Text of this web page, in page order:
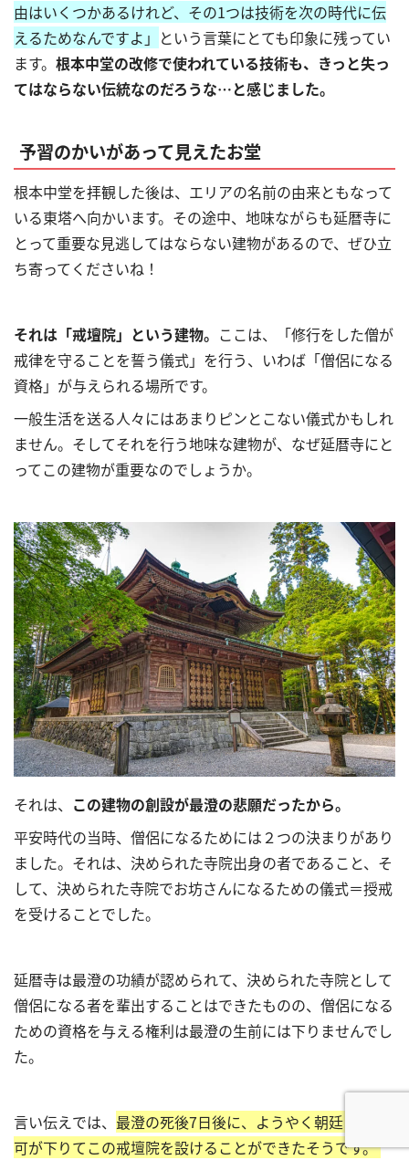
由はいくつかあるけれど、その1つは技術を次の時代に伝
えるためなんですよ」 という言葉にとても印象に残ってい
ます。 根本中堂の改修で使われている技術も、きっと失っ
てはならない伝統なのだろうな…と感じました。
予習のかいがあって見えたお堂
根本中堂を拝観した後は、エリアの名前の由来ともなって
いる東塔へ向かいます。その途中、地味ながらも延暦寺に
とって重要な見逃してはならない建物があるので、ぜひ立
ち寄ってくださいね！
それは「戒壇院」という建物。 ここは、「修行をした僧が
戒律を守ることを誓う儀式」を行う、いわば「僧侶になる
資格」が与えられる場所です。
一般生活を送る人々にはあまりピンとこない儀式かもしれ
ません。そしてそれを行う地味な建物が、なぜ延暦寺にと
ってこの建物が重要なのでしょうか。
それは、 この建物の創設が最澄の悲願だったから。
平安時代の当時、僧侶になるためには２つの決まりがあり
ました。それは、決められた寺院出身の者であること、そ
して、決められた寺院でお坊さんになるための儀式＝授戒
を受けることでした。
延暦寺は最澄の功績が認められて、決められた寺院として
僧侶になる者を輩出することはできたものの、僧侶になる
ための資格を与える権利は最澄の生前には下りませんでし
た。
言い伝えでは、 最澄の死後7日後に、ようやく朝廷より許
可が下りてこの戒壇院を設けることができたそうです。